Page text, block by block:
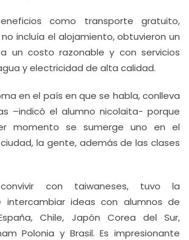
como transporte gratuito,
incluía el alojamiento, obtuvieron un
un costo razonable y con servicios
y electricidad de alta calidad.
en el país en que se habla, conlleva
–indicó el alumno nicolaita- porque
momento se sumerge uno en el
la gente, además de las clases
con taiwaneses, tuvo la
intercambiar ideas con alumnos de
Chile, Japón Corea del Sur,
Polonia y Brasil. Es impresionante